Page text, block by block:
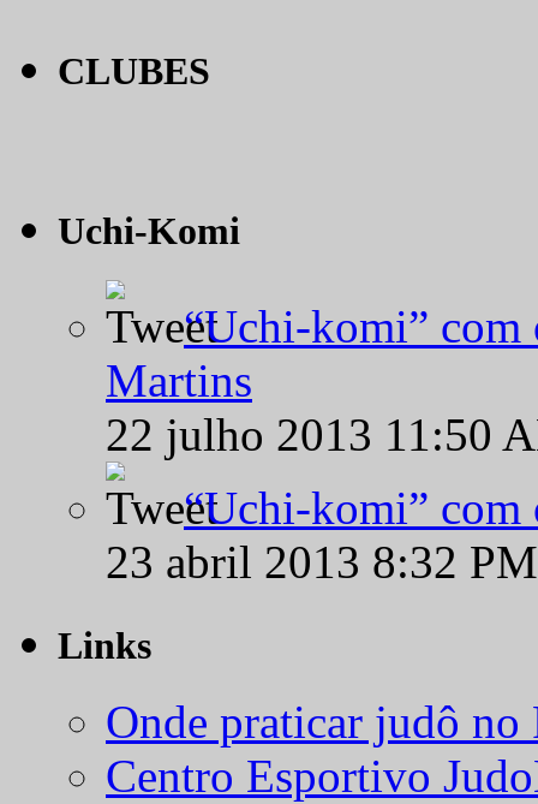
CLUBES
Uchi-Komi
“Uchi-komi” com
Martins
22 julho 2013 11:50
“Uchi-komi” com
23 abril 2013 8:32
Links
Onde praticar judô
Centro Esportivo